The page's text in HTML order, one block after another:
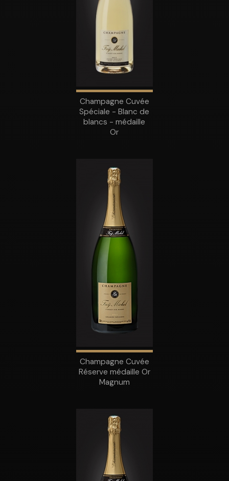
Champagne Cuvée
Spéciale - Blanc de
blancs - médaille
Or
Champagne Cuvée
Réserve médaille Or
Magnum